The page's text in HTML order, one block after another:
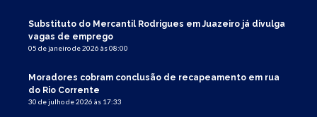
Substituto do Mercantil Rodrigues em Juazeiro já divulga
vagas de emprego
05 de janeiro de 2026 às 08:00
Moradores cobram conclusão de recapeamento em rua
do Rio Corrente
30 de julho de 2026 às 17:33